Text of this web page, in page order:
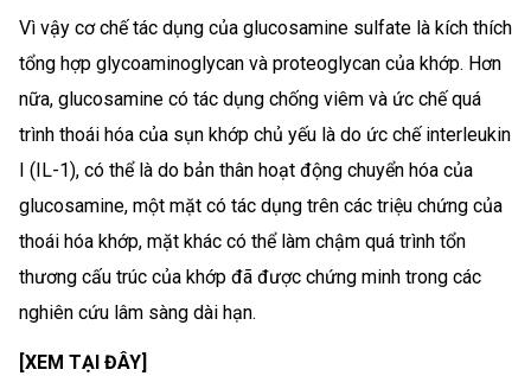
Vì vậy cơ chế tác dụng của glucosamine sulfate là kích thích
tổng hợp glycoaminoglycan và proteoglycan của khớp. Hơn
nữa, glucosamine có tác dụng chống viêm và ức chế quá
trình thoái hóa của sụn khớp chủ yếu là do ức chế interleukin
I (IL-1), có thể là do bản thân hoạt động chuyển hóa của
glucosamine, một mặt có tác dụng trên các triệu chứng của
thoái hóa khớp, mặt khác có thể làm chậm quá trình tổn
thương cấu trúc của khớp đã được chứng minh trong các
nghiên cứu lâm sàng dài hạn.
[XEM TẠI ĐÂY]